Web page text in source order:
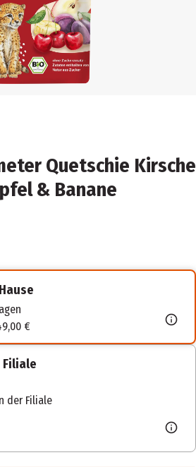
Quetschie Kirsche
& Banane
€
der Filiale